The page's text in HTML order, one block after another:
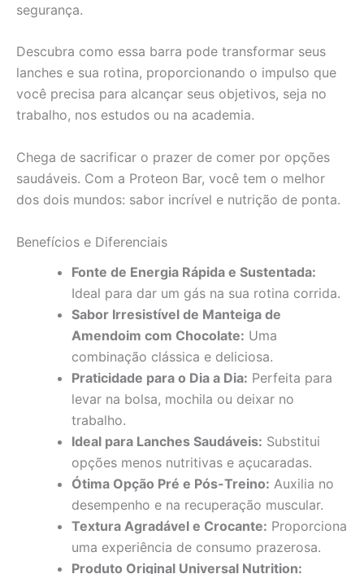
segurança.
Descubra como essa barra pode transformar seus
lanches e sua rotina, proporcionando o impulso que
você precisa para alcançar seus objetivos, seja no
trabalho, nos estudos ou na academia.
Chega de sacrificar o prazer de comer por opções
saudáveis. Com a Proteon Bar, você tem o melhor
dos dois mundos: sabor incrível e nutrição de ponta.
Benefícios e Diferenciais
Fonte de Energia Rápida e Sustentada:
Ideal para dar um gás na sua rotina corrida.
Sabor Irresistível de Manteiga de
Amendoim com Chocolate: Uma
combinação clássica e deliciosa.
Praticidade para o Dia a Dia: Perfeita para
levar na bolsa, mochila ou deixar no
trabalho.
Ideal para Lanches Saudáveis: Substitui
opções menos nutritivas e açucaradas.
Ótima Opção Pré e Pós-Treino: Auxilia no
desempenho e na recuperação muscular.
Textura Agradável e Crocante: Proporciona
uma experiência de consumo prazerosa.
Produto Original Universal Nutrition: